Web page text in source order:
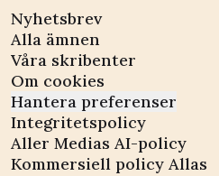
Nyhetsbrev
Alla ämnen
Våra skribenter
Om cookies
Hantera preferenser
Integritetspolicy
Aller Medias AI-policy
Kommersiell policy Allas